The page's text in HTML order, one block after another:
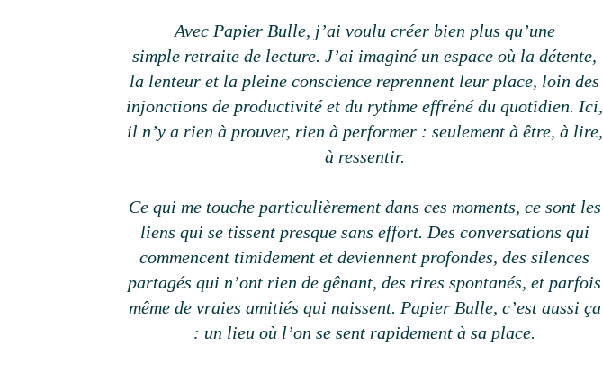
Avec Papier Bulle, j’ai voulu créer bien plus qu’une
simple retraite de lecture. J’ai imaginé un espace où la détente,
la lenteur et la pleine conscience reprennent leur place, loin des
injonctions de productivité et du rythme effréné du quotidien. Ici,
il n’y a rien à prouver, rien à performer : seulement à être, à lire,
à ressentir.
Ce qui me touche particulièrement dans ces moments, ce sont les
liens qui se tissent presque sans effort. Des conversations qui
commencent timidement et deviennent profondes, des silences
partagés qui n’ont rien de gênant, des rires spontanés, et parfois
même de vraies amitiés qui naissent. Papier Bulle, c’est aussi ça
: un lieu où l’on se sent rapidement à sa place.